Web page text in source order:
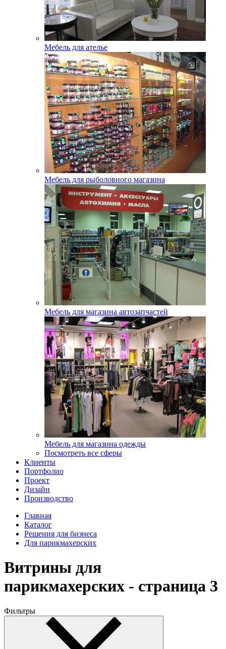
Мебель для ателье
Мебель для рыболовного магазина
Мебель для магазина автозапчастей
Мебель для магазина одежды
Посмотреть все сферы
Клиенты
Портфолио
Проект
Дизайн
Производство
Главная
Каталог
Решения для бизнеса
Для парикмахерских
Витрины для
парикмахерских - страница 3
Фильтры